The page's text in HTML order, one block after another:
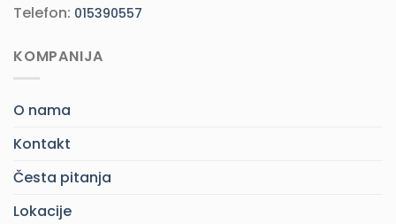
Telefon: 015390557
KOMPANIJA
O nama
Kontakt
Česta pitanja
Lokacije